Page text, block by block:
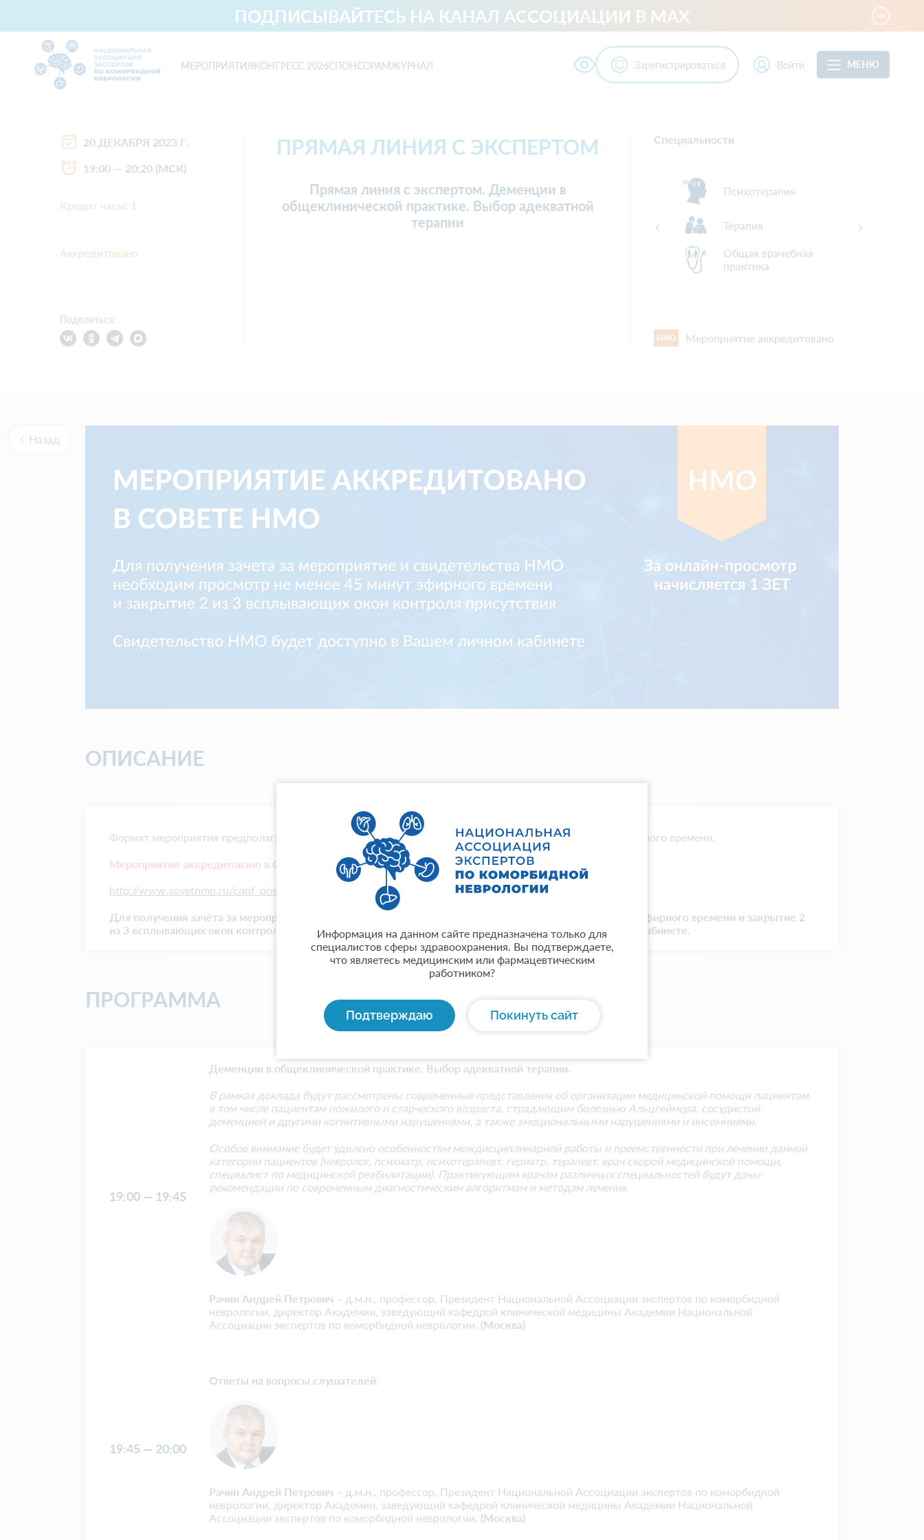
ПОДПИСЫВАЙТЕСЬ НА КАНАЛ АССОЦИАЦИИ В MAX
МЕРОПРИЯТИЯКОНГРЕСС 2026СПОНСОРАМЖУРНАЛ Зарегистрироваться Войти МЕНЮ
20 ДЕКАБРЯ 2023 Г.
19:00 — 20:20 (МСК)
Кредит часы: 1
Аккредитовано
Поделиться:
ПРЯМАЯ ЛИНИЯ С ЭКСПЕРТОМ
Прямая линия с экспертом. Деменции в
общеклинической практике. Выбор адекватной
терапии
Специальности
Скорая медицинская
помощь
Организация
Неврология Психотерапия
Терапия
Общая врачебная
практика
НМО Мероприятие аккредитовано
Назад
ОПИСАНИЕ
Формат мероприятия предполагает работу онлайн-чата, ответы на вопросы слушателей в режиме реального времени.
Мероприятие аккредитовано в Совете НМО,информацию можно проверить насайте
http://www.sovetnmo.ru/conf_posts/64712.html?SSr=170134b3d811ffffffff27c__07e70b1c0b1137-5ae
Для получения зачёта за мероприятие и свидетельства НМО необходим просмотр не менее 45 минут эфирного времени и закрытие 2
из 3 всплывающих окон контроля присутствия. Свидетельство НМО будет доступно в Вашем личном кабинете.
ПРОГРАММА
19:00 — 19:45
Деменции в общеклинической практике. Выбор адекватной терапии.
В рамках доклада будут рассмотрены современные представления об организации медицинской помощи пациентам,
в том числе пациентам пожилого и старческого возраста, страдающим болезнью Альцгеймера, сосудистой
деменцией и другими когнитивными нарушениями, а также эмоциональными нарушениями и инсомниями.
Особое внимание будет уделено особенностям междисциплинарной работы и преемственности при лечении данной
категории пациентов (невролог, психиатр, психотерапевт, гериатр, терапевт, врач скорой медицинской помощи,
специалист по медицинской реабилитации). Практикующим врачам различных специальностей будут даны
рекомендации по современным диагностическим алгоритмам и методам лечения.
Рачин Андрей Петрович – д.м.н., профессор, Президент Национальной Ассоциации экспертов по коморбидной
неврологии, директор Академии, заведующий кафедрой клинической медицины Академии Национальной
Ассоциации экспертов по коморбидной неврологии. (Москва)
19:45 — 20:00
Ответы на вопросы слушателей.
Рачин Андрей Петрович – д.м.н., профессор, Президент Национальной Ассоциации экспертов по коморбидной
неврологии, директор Академии, заведующий кафедрой клинической медицины Академии Национальной
Ассоциации экспертов по коморбидной неврологии. (Москва)
Информация на данном сайте предназначена только для
специалистов сферы здравоохранения. Вы подтверждаете,
что являетесь медицинским или фармацевтическим
работником?
Подтверждаю Покинуть сайт